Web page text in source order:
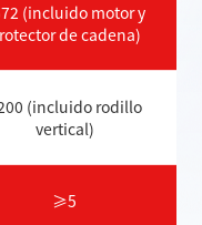
(incluido motor y
de cadena)
(incluido rodillo
vertical)
≥5